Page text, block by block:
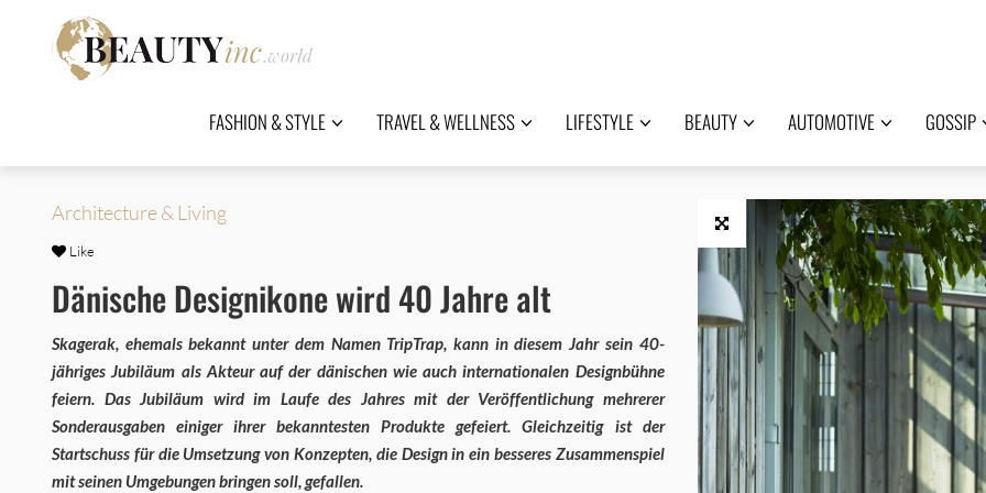
FASHION & STYLE TRAVEL & WELLNESS LIFESTYLE BEAUTY AUTOMOTIVE GOSSIP
Architecture & Living
Like
Dänische Designikone wird 40 Jahre alt
Skagerak, ehemals bekannt unter dem Namen TripTrap, kann in diesem Jahr sein 40-
jähriges Jubiläum als Akteur auf der dänischen wie auch internationalen Designbühne
feiern. Das Jubiläum wird im Laufe des Jahres mit der Veröffentlichung mehrerer
Sonderausgaben einiger ihrer bekanntesten Produkte gefeiert. Gleichzeitig ist der
Startschuss für die Umsetzung von Konzepten, die Design in ein besseres Zusammenspiel
mit seinen Umgebungen bringen soll, gefallen.